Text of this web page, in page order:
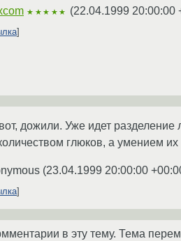
★★★★★ (22.04.1999 20:00:00
дожили. Уже идет
глюков, а умением
(23.04.1999 20:00:00
в эту тему. Тема